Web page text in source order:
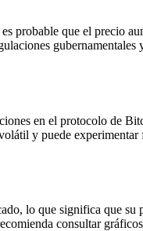
probable que el precio
gubernamentales
en el protocolo de
y puede experimentar
lo que significa que su
consultar